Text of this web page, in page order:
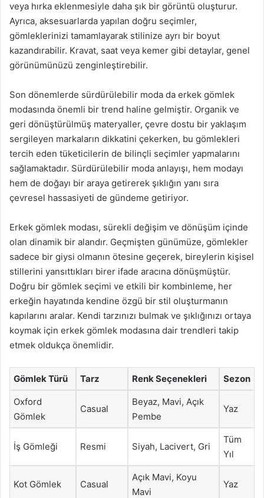
veya hırka eklenmesiyle daha şık bir görüntü oluşturur.
Ayrıca, aksesuarlarda yapılan doğru seçimler,
gömleklerinizi tamamlayarak stilinize ayrı bir boyut
kazandırabilir. Kravat, saat veya kemer gibi detaylar, genel
görünümünüzü zenginleştirebilir.
Son dönemlerde sürdürülebilir moda da erkek gömlek
modasında önemli bir trend haline gelmiştir. Organik ve
geri dönüştürülmüş materyaller, çevre dostu bir yaklaşım
sergileyen markaların dikkatini çekerken, bu gömlekleri
tercih eden tüketicilerin de bilinçli seçimler yapmalarını
sağlamaktadır. Sürdürülebilir moda anlayışı, hem modayı
hem de doğayı bir araya getirerek şıklığın yanı sıra
çevresel hassasiyeti de gündeme getiriyor.
Erkek gömlek modası, sürekli değişim ve dönüşüm içinde
olan dinamik bir alandır. Geçmişten günümüze, gömlekler
sadece bir giysi olmanın ötesine geçerek, bireylerin kişisel
stillerini yansıttıkları birer ifade aracına dönüşmüştür.
Doğru bir gömlek seçimi ve etkili bir kombinleme, her
erkeğin hayatında kendine özgü bir stil oluşturmanın
kapılarını aralar. Kendi tarzınızı bulmak ve şıklığınızı ortaya
koymak için erkek gömlek modasına dair trendleri takip
etmek oldukça önemlidir.
Gömlek Türü Tarz Renk Seçenekleri Sezon
Oxford
Gömlek
Casual
Beyaz, Mavi, Açık
Pembe
Yaz
İş Gömleği Resmi Siyah, Lacivert, Gri
Tüm
Yıl
Kot Gömlek Casual
Açık Mavi, Koyu
Mavi
Yaz